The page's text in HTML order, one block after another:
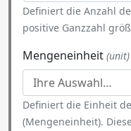
Definiert die Anzahl
positive Ganzzahl
Mengeneinheit (unit)
Definiert die Einheit
(Mengeneinheit).